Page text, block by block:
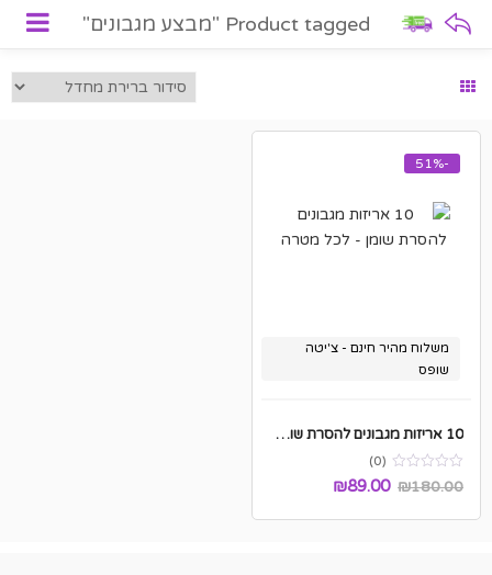
Product tagged "מבצע מגבונים"
-51%
משלוח מהיר חינם - צ'יטה
שופס
10 אריזות מגבונים להסרת שומן – לכל מטרה
(0)
₪180.00
₪89.00